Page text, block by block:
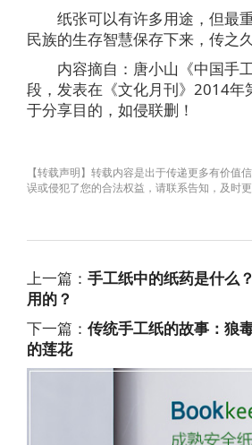
纸张可以有许多用途，但最
民族的生存智慧保存下来，传之久
内容摘自：唐小山《中国手
段，发表在《文化月刊》2014年
于分享目的，如侵联删！
【转载声明】转载内容是出于传递更多有价值
误或侵犯了您的合法权益，请联系告知，及时
上一篇： 手工纸中的纸药是什么
用的？
下一篇： 传统手工纸的故事：
的莲花